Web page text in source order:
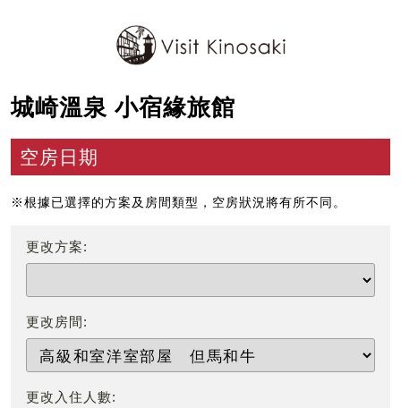
城崎溫泉 小宿緣旅館
空房日期
※根據已選擇的方案及房間類型，空房狀況將有所不同。
更改方案:
更改房間:
更改入住人數: